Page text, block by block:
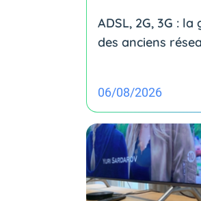
ADSL, 2G, 3G :
des anciens
06/08/2026